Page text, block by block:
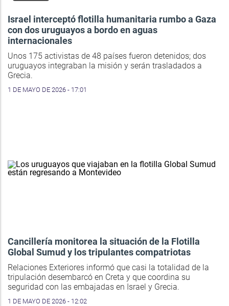
Israel interceptó flotilla humanitaria rumbo a Gaza
con dos uruguayos a bordo en aguas
internacionales
Unos 175 activistas de 48 países fueron detenidos; dos
uruguayos integraban la misión y serán trasladados a
Grecia.
1 DE MAYO DE 2026 - 17:01
Cancillería monitorea la situación de la Flotilla
Global Sumud y los tripulantes compatriotas
Relaciones Exteriores informó que casi la totalidad de la
tripulación desembarcó en Creta y que coordina su
seguridad con las embajadas en Israel y Grecia.
1 DE MAYO DE 2026 - 12:02